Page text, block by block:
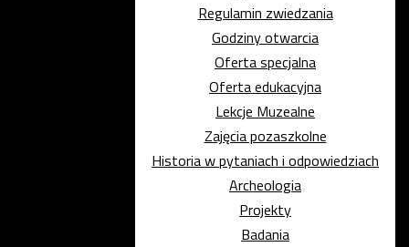
Regulamin zwiedzania
Godziny otwarcia
Oferta specjalna
Oferta edukacyjna
Lekcje Muzealne
Zajęcia pozaszkolne
Historia w pytaniach i odpowiedziach
Archeologia
Projekty
Badania